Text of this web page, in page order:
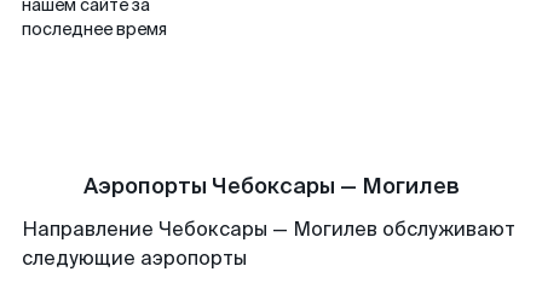
нашем сайте за
последнее время
Аэропорты Чебоксары — Могилев
Направление Чебоксары — Могилев обслуживают
следующие аэропорты